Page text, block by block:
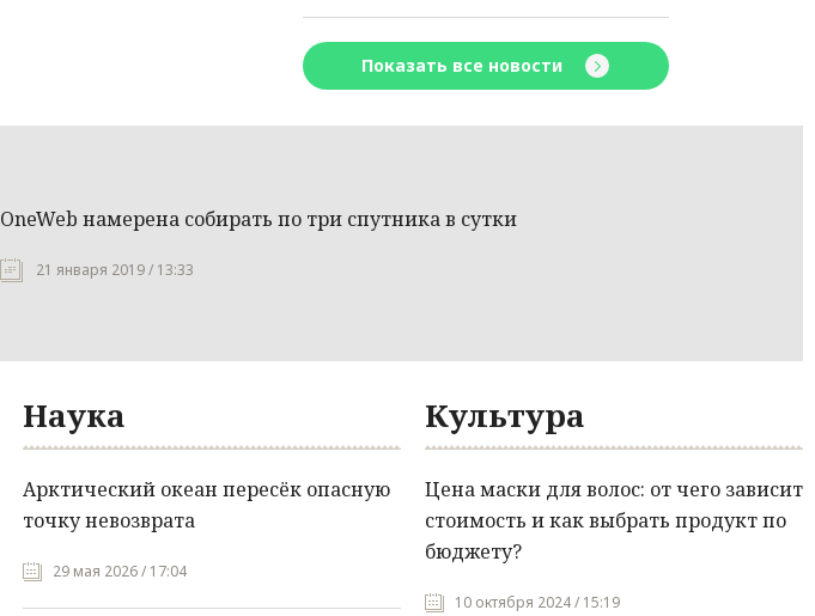
Показать все новости
OneWeb намерена собирать по три спутника в сутки
21 января 2019 / 13:33
Наука
Арктический океан пересёк опасную
точку невозврата
29 мая 2026 / 17:04
Культура
Цена маски для волос: от чего зависит
стоимость и как выбрать продукт по
бюджету?
10 октября 2024 / 15:19